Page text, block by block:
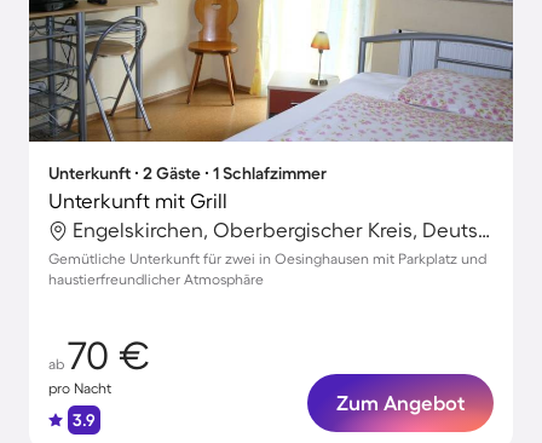
Unterkunft ∙ 2 Gäste ∙ 1 Schlafzimmer
Unterkunft mit Grill
Engelskirchen, Oberbergischer Kreis, Deutschland
Gemütliche Unterkunft für zwei in Oesinghausen mit Parkplatz und
haustierfreundlicher Atmosphäre
ab 70 €
pro Nacht
3.9
Zum Angebot